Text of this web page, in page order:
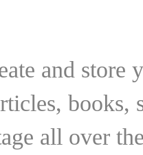
and store
books,
all over